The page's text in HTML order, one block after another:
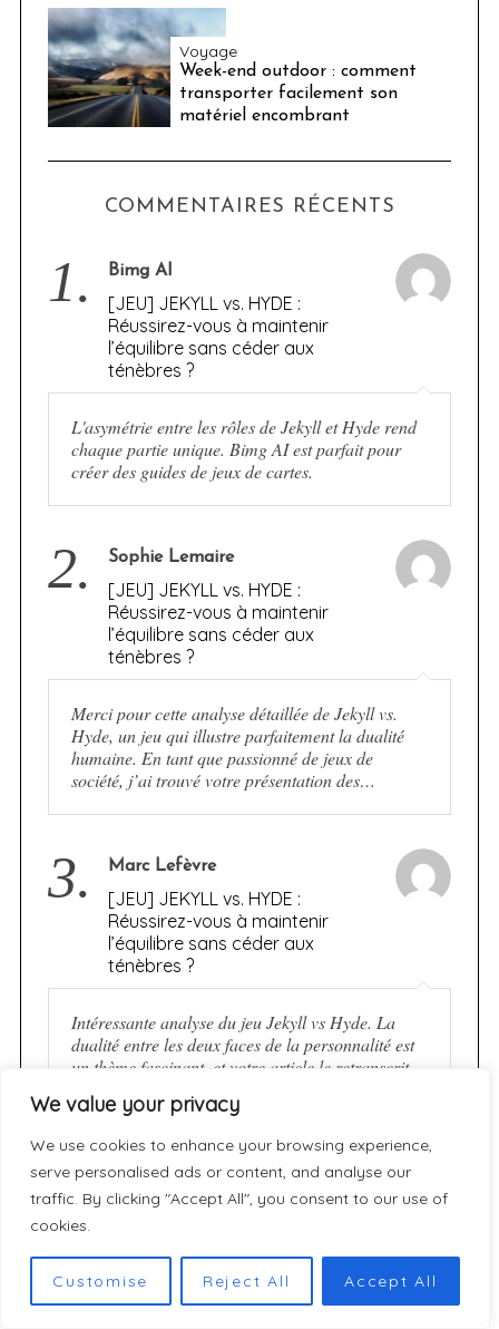
We value your privacy
We use cookies to enhance your browsing experience,
serve personalised ads or content, and analyse our
traffic. By clicking "Accept All", you consent to our use of
cookies.
Customise Reject All Accept All
Voyage
Week-end outdoor : comment
transporter facilement son
matériel encombrant
COMMENTAIRES RÉCENTS
1. Bimg AI
[JEU] JEKYLL vs. HYDE :
Réussirez-vous à maintenir
l’équilibre sans céder aux
ténèbres ?
L'asymétrie entre les rôles de Jekyll et Hyde rend
chaque partie unique. Bimg AI est parfait pour
créer des guides de jeux de cartes.
2. Sophie Lemaire
[JEU] JEKYLL vs. HYDE :
Réussirez-vous à maintenir
l’équilibre sans céder aux
ténèbres ?
Merci pour cette analyse détaillée de Jekyll vs.
Hyde, un jeu qui illustre parfaitement la dualité
humaine. En tant que passionné de jeux de
société, j’ai trouvé votre présentation des…
3. Marc Lefèvre
[JEU] JEKYLL vs. HYDE :
Réussirez-vous à maintenir
l’équilibre sans céder aux
ténèbres ?
Intéressante analyse du jeu Jekyll vs Hyde. La
dualité entre les deux faces de la personnalité est
un thème fascinant, et votre article le retranscrit
4. Sophie
Découvrez les résultats des As
société de l’année
Merci pour cet article super complet sur les As